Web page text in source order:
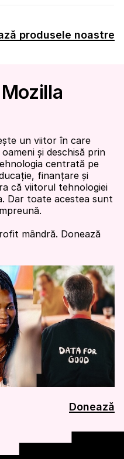
produsele noastre
un viitor în care
și deschisă prin
centrată pe
finanțare și
că viitorul tehnologiei
Dar toate acestea sunt
mândră. Donează
Donează